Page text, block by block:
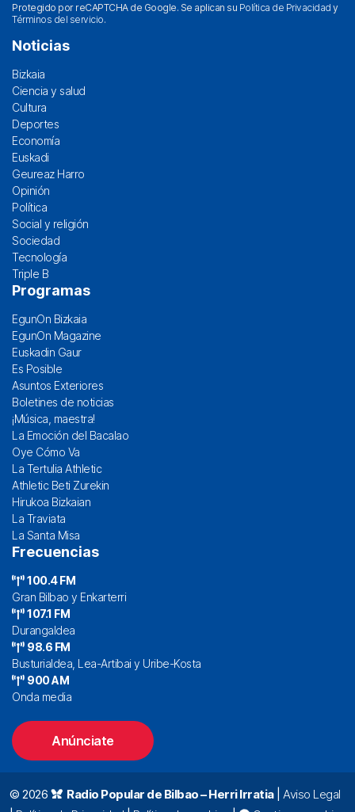
Protegido por reCAPTCHA de Google. Se aplican su Política de Privacidad y
Términos del servicio.
Noticias
Bizkaia
Ciencia y salud
Cultura
Deportes
Economía
Euskadi
Geureaz Harro
Opinión
Política
Social y religión
Sociedad
Tecnología
Triple B
Programas
EgunOn Bizkaia
EgunOn Magazine
Euskadin Gaur
Es Posible
Asuntos Exteriores
Boletines de noticias
¡Música, maestra!
La Emoción del Bacalao
Oye Cómo Va
La Tertulia Athletic
Athletic Beti Zurekin
Hirukoa Bizkaian
La Traviata
La Santa Misa
Frecuencias
100.4 FM
Gran Bilbao y Enkarterri
107.1 FM
Durangaldea
98.6 FM
Busturialdea, Lea-Artibai y Uribe-Kosta
900 AM
Onda media
Anúnciate
© 2026 Radio Popular de Bilbao – Herri Irratia| Aviso Legal